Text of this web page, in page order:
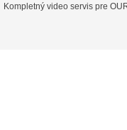
Kompletný video servis pre